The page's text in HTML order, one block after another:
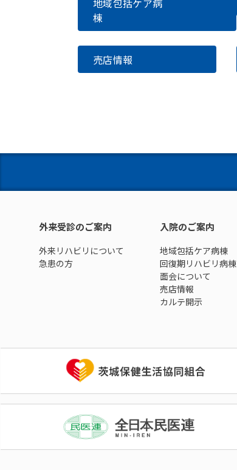
棟
売店情報
外来受診のご案内
外来リハビリについて
急患の方
入院のご案内
地域包括ケア病棟
回復期リハビリ病棟
面会について
売店情報
カルテ開示